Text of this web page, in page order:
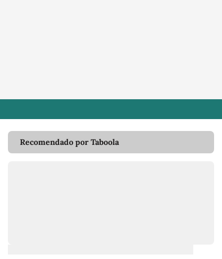
Recomendado por Taboola